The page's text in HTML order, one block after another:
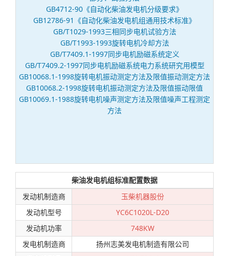
GB4712-90《自动化柴油发电机分级要求》
GB12786-91《自动化柴油发电机组通用技术标准》
GB/T1029-1993三相同步电机试验方法
GB/T1993-1993旋转电机冷却方法
GB/T7409.1-1997同步电机励磁系统定义
GB/T7409.2-1997同步电机励磁系统电力系统研究用模型
GB10068.1-1998旋转电机振动测定方法及限值振动测定方法
GB10068.2-1998旋转电机振动测定方法及限值振动限值
GB10069.1-1988旋转电机噪声测定方法及限值噪声工程测定
方法
柴油发电机组标准配置数据
发动机制造商
玉柴机器股份
发动机型号
YC6C1020L-D20
发动机功率
748KW
发电机制造商
扬州志美发电机制造有限公司